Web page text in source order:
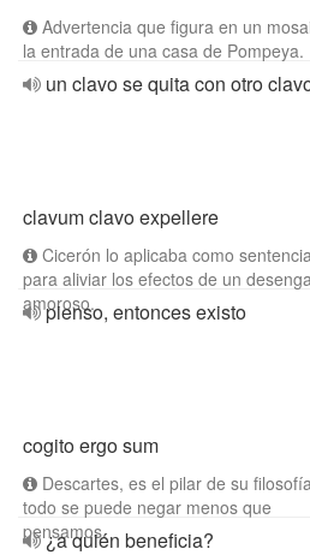
Advertencia que figura en un
la entrada de una casa de Pompeya.
un clavo se quita con otro
clavum clavo expellere
Cicerón lo aplicaba como
para aliviar los efectos de un
amoroso.
pienso, entonces existo
cogito ergo sum
Descartes, es el pilar de su
todo se puede negar menos que
pensamos.
¿a quién beneficia?